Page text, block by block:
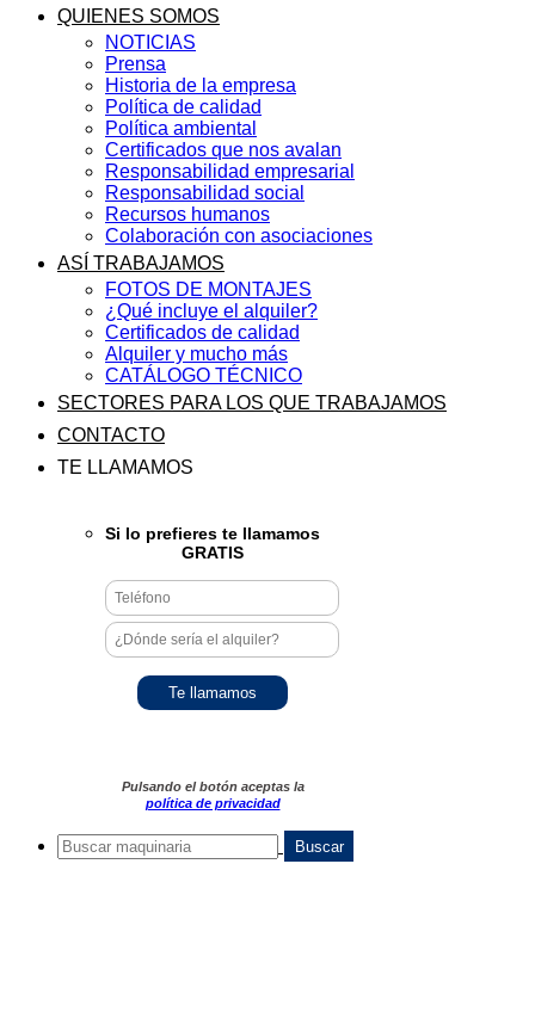
QUIENES SOMOS
NOTICIAS
Prensa
Historia de la empresa
Política de calidad
Política ambiental
Certificados que nos avalan
Responsabilidad empresarial
Responsabilidad social
Recursos humanos
Colaboración con asociaciones
ASÍ TRABAJAMOS
FOTOS DE MONTAJES
¿Qué incluye el alquiler?
Certificados de calidad
Alquiler y mucho más
CATÁLOGO TÉCNICO
SECTORES PARA LOS QUE TRABAJAMOS
CONTACTO
TE LLAMAMOS
Si lo prefieres te llamamos
GRATIS
Pulsando el botón aceptas la
política de privacidad